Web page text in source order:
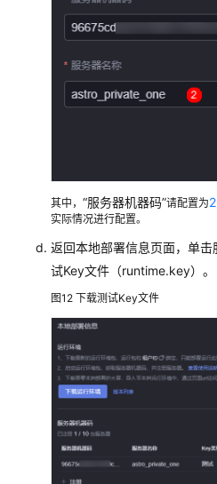
其中， “服务器机器码”请配置为2
实际情况进行配置。
返回本地部署信息页面，单击
试Key文件（runtime.key）。
图12 下载测试Key文件